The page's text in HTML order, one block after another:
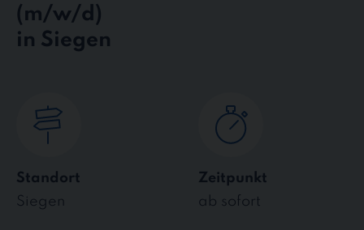
in Siegen
Standort
Siegen
Zeitpunkt
ab sofort